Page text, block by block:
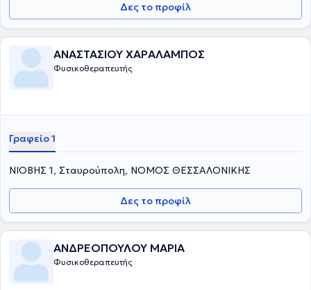
Δες το προφίλ
ΑΝΑΣΤΑΣΙΟΥ ΧΑΡΑΛΑΜΠΟΣ
Φυσικοθεραπευτής
Γραφείο 1
ΝΙΟΒΗΣ 1, Σταυρούπολη, ΝΟΜΟΣ ΘΕΣΣΑΛΟΝΙΚΗΣ
Δες το προφίλ
ΑΝΔΡΕΟΠΟΥΛΟΥ ΜΑΡΙΑ
Φυσικοθεραπευτής